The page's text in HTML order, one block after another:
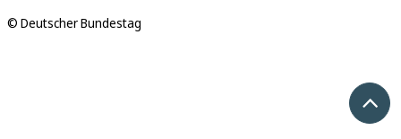
© Deutscher Bundestag